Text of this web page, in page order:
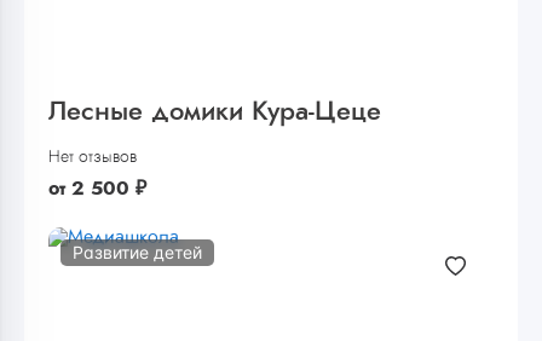
Лесные домики Кура-Цеце
Нет отзывов
от 2 500 ₽
Развитие детей